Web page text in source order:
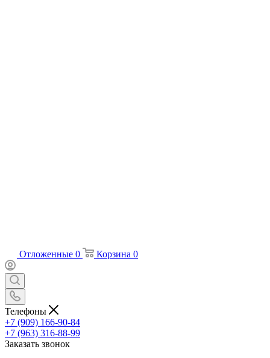
Отложенные 0 Корзина 0
Телефоны
+7 (909) 166-90-84
+7 (963) 316-88-99
Заказать звонок